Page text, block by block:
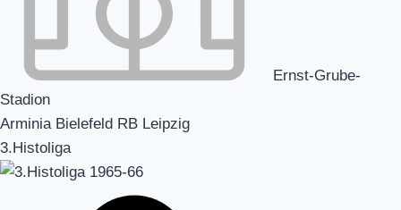
Ernst-Grube-
Stadion
Arminia Bielefeld RB Leipzig
3.Histoliga